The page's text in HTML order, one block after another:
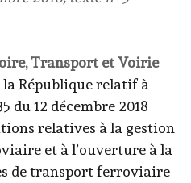
Transport et Voirie
République relatif à
du 12 décembre 2018
relatives à la gestion
et à l’ouverture à la
de transport ferroviaire